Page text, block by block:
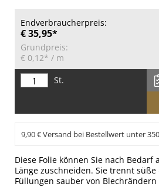
Endverbraucherpreis:
€ 35,95*
Grundpreis:
€ 0,12* / m
St.
9,90 € Versand bei Bestellwert unter
Diese Folie können Sie nach Bedarf
Länge zuschneiden. Sie trennt
Füllungen sauber von